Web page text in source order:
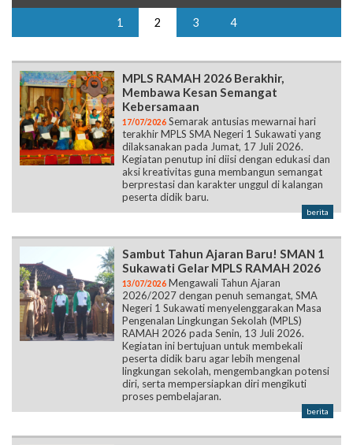
1 2 3 4
MPLS RAMAH 2026 Berakhir,
Membawa Kesan Semangat
Kebersamaan
17/07/2026 Semarak antusias mewarnai hari
terakhir MPLS SMA Negeri 1 Sukawati yang
dilaksanakan pada Jumat, 17 Juli 2026.
Kegiatan penutup ini diisi dengan edukasi dan
aksi kreativitas guna membangun semangat
berprestasi dan karakter unggul di kalangan
peserta didik baru.
berita
Sambut Tahun Ajaran Baru! SMAN 1
Sukawati Gelar MPLS RAMAH 2026
13/07/2026 Mengawali Tahun Ajaran
2026/2027 dengan penuh semangat, SMA
Negeri 1 Sukawati menyelenggarakan Masa
Pengenalan Lingkungan Sekolah (MPLS)
RAMAH 2026 pada Senin, 13 Juli 2026.
Kegiatan ini bertujuan untuk membekali
peserta didik baru agar lebih mengenal
lingkungan sekolah, mengembangkan potensi
diri, serta mempersiapkan diri mengikuti
proses pembelajaran.
berita